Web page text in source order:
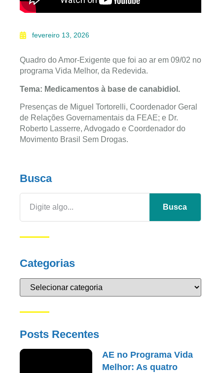
fevereiro 13, 2026
Quadro do Amor-Exigente que foi ao ar em 09/02 no
programa Vida Melhor, da Redevida.
Tema: Medicamentos à base de canabidiol.
Presenças de Miguel Tortorelli, Coordenador Geral
de Relações Governamentais da FEAE; e Dr.
Roberto Lasserre, Advogado e Coordenador do
Movimento Brasil Sem Drogas.
Busca
Busca
Categorias
Posts Recentes
AE no Programa Vida
Melhor: As quatro